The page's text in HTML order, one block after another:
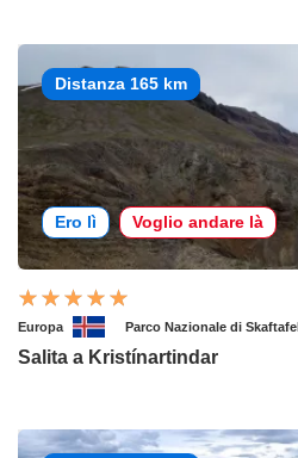
Distanza 165 km
Ero lì Voglio andare là
Europa Parco Nazionale di Skaftafell
Salita a Kristínartindar